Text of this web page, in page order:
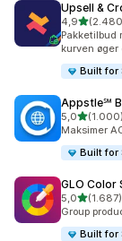
Upsell &
4,9ud af 5
2480
Pakketilbud
kurven
Built for
Appstle℠
5,0ud af 5
(1.000)
1000
Maksimer
Built for
GLO Color
5,0ud af 5
(1.687)
1687
Group
Built for